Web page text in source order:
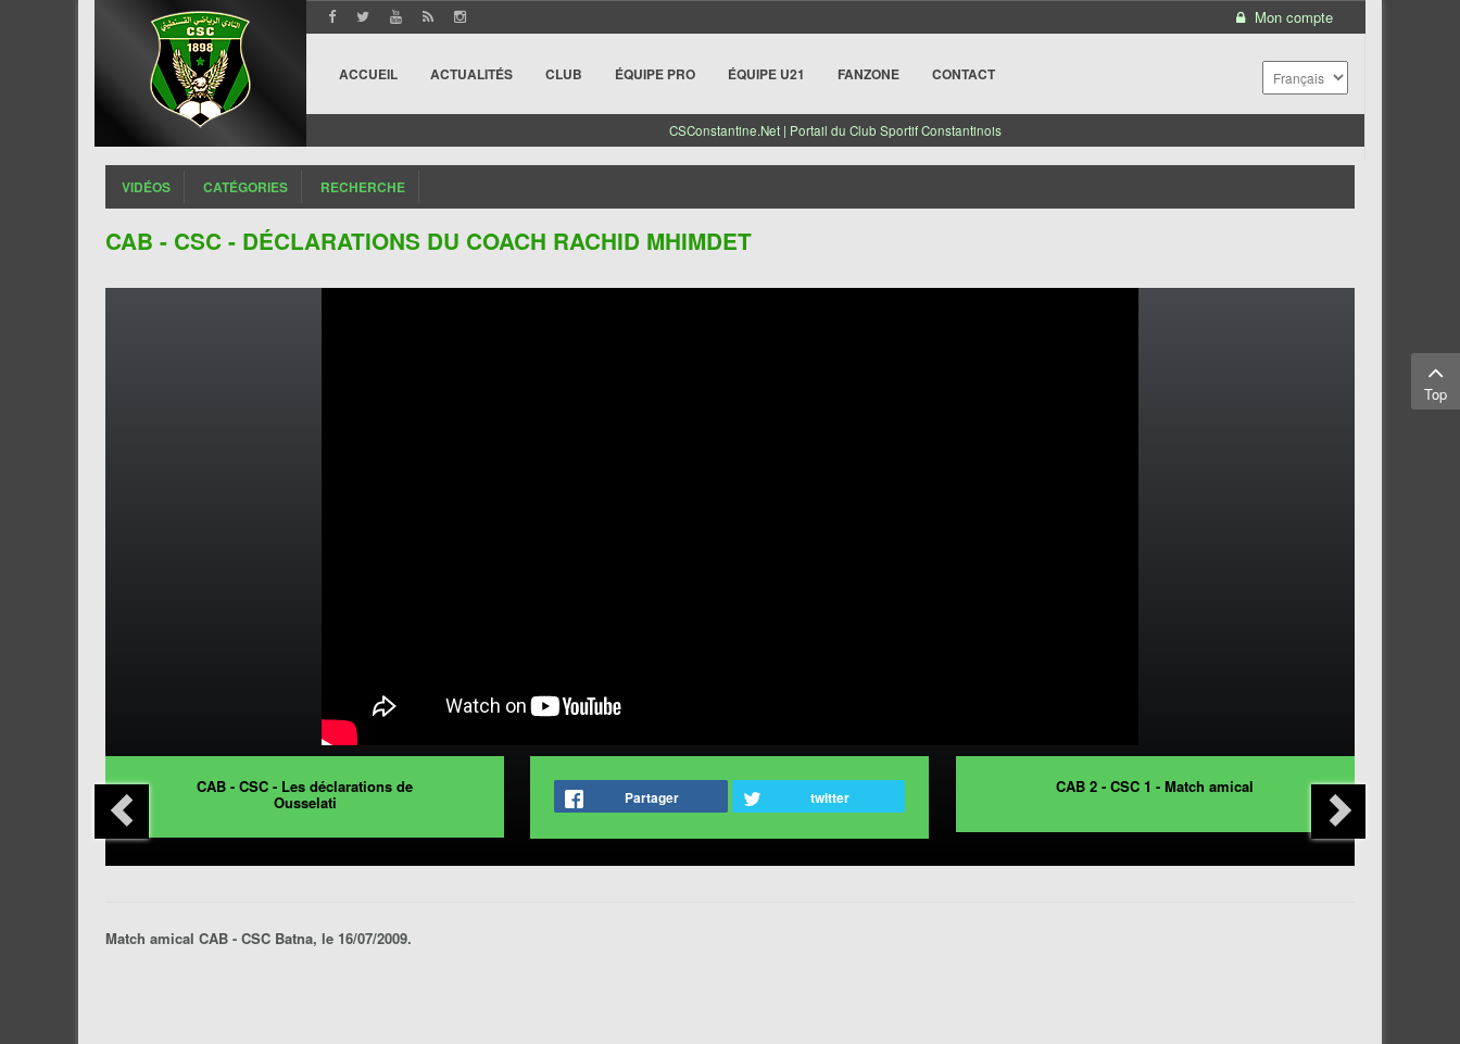
Mon compte
ACCUEIL ACTUALITÉS CLUB ÉQUIPE PRO ÉQUIPE U21 FANZONE CONTACT
CSConstantine.Net | Portail du Club Sportif Constantinois
VIDÉOS CATÉGORIES RECHERCHE
CAB - CSC - DÉCLARATIONS DU COACH RACHID MHIMDET
CAB - CSC - Les déclarations de
Ousselati Partager twitter
CAB 2 - CSC 1 - Match amical
Match amical CAB - CSC Batna, le 16/07/2009.
Top